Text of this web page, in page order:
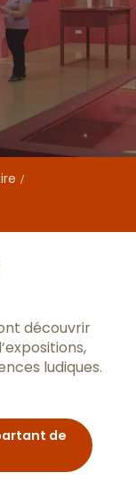
découvrir
ludiques.
de